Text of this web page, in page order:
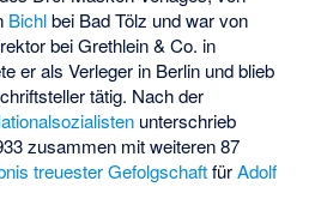
Bichlbei Bad Tölz und war von
bei Grethlein & Co. in
er als Verleger in Berlin und blieb
tätig. Nach der
unterschrieb
zusammen mit weiteren 87
treuester GefolgschaftfürAdolf